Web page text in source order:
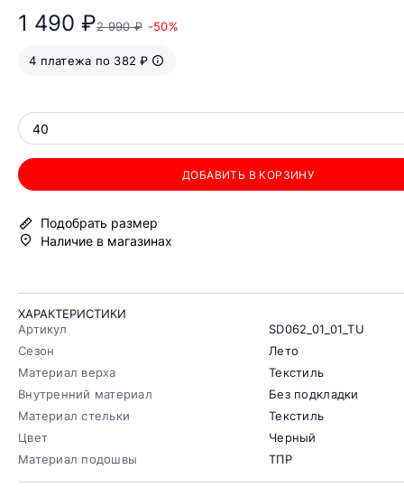
1 490 ₽2 990 ₽ -50%
4 платежа по 382 ₽
40
ДОБАВИТЬ В КОРЗИНУ
Подобрать размер
Наличие в магазинах
ХАРАКТЕРИСТИКИ
Артикул
SD062_01_01_TU
Сезон
Лето
Материал верха
Текстиль
Внутренний материал
Без подкладки
Материал стельки
Текстиль
Цвет
Черный
Материал подошвы
ТПР